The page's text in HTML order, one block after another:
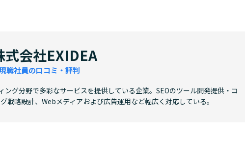
式会社EXIDEA
職社員の口コミ・評判
ング分野で多彩なサービスを提供している企業。SEOのツール開発提供・コ
戦略設計、Webメディアおよび広告運用など幅広く対応している。